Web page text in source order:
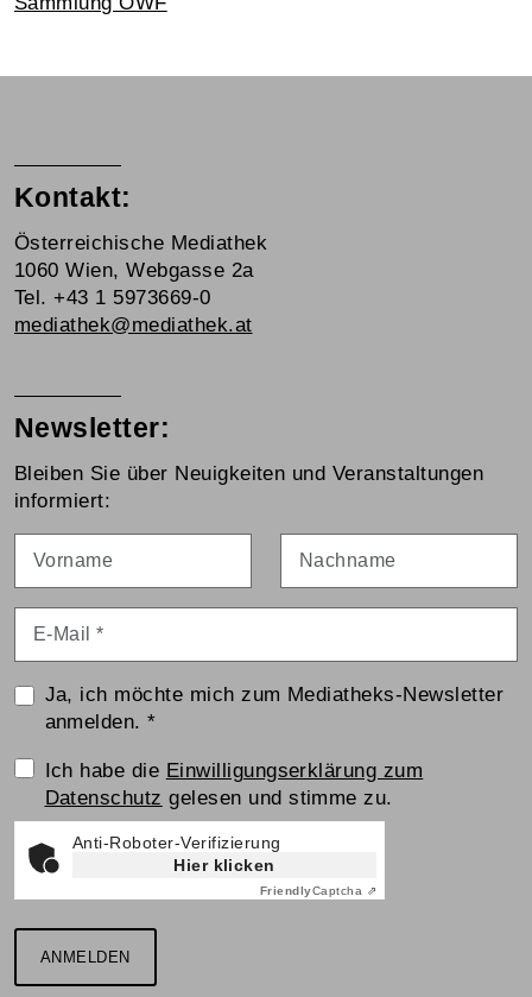
Kontakt:
Österreichische Mediathek
1060 Wien, Webgasse 2a
Tel. +43 1 5973669-0
mediathek@mediathek.at
Newsletter:
Bleiben Sie über Neuigkeiten und Veranstaltungen
informiert:
Ja, ich möchte mich zum Mediatheks-Newsletter
anmelden.*
Einwilligungserklärung
Ich habe die Einwilligungserklärung zum
Datenschutz gelesen und stimme zu.
Anti-Roboter-Verifizierung
Hier klicken
FriendlyCaptcha ⇗
ANMELDEN